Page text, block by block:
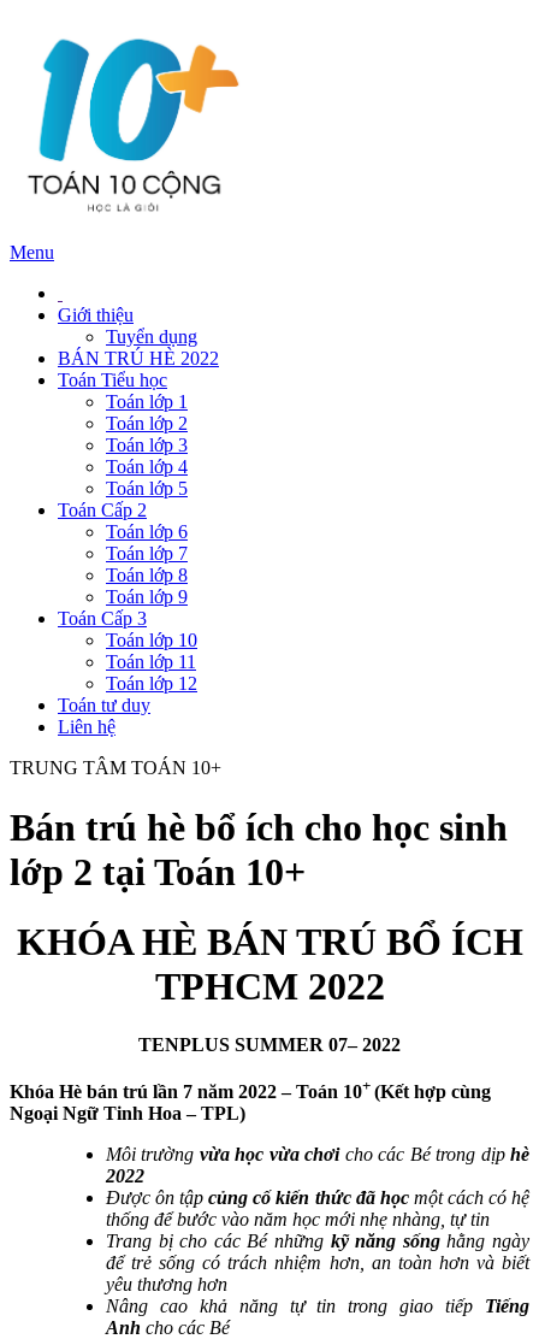
Menu
Giới thiệu
Tuyển dụng
BÁN TRÚ HÈ 2022
Toán Tiểu học
Toán lớp 1
Toán lớp 2
Toán lớp 3
Toán lớp 4
Toán lớp 5
Toán Cấp 2
Toán lớp 6
Toán lớp 7
Toán lớp 8
Toán lớp 9
Toán Cấp 3
Toán lớp 10
Toán lớp 11
Toán lớp 12
Toán tư duy
Liên hệ
TRUNG TÂM TOÁN 10+
Bán trú hè bổ ích cho học sinh
lớp 2 tại Toán 10+
KHÓA HÈ BÁN TRÚ BỔ ÍCH
TPHCM 2022
TENPLUS SUMMER 07– 2022
Khóa Hè bán trú lần 7 năm 2022 – Toán 10+ (Kết hợp cùng
Ngoại Ngữ Tinh Hoa – TPL)
Môi trường vừa học vừa chơi cho các Bé trong dịphè
2022
Được ôn tậpcủng cố kiến thức đã họcmột cách có hệ
thống để bước vào năm học mới nhẹ nhàng, tự tin
Trang bị cho các Bé những kỹ năng sốnghằng ngày
để trẻ sống có trách nhiệm hơn, an toàn hơn và biết
yêu thương hơn
Nâng cao khả năng tự tin trong giao tiếp Tiếng
Anh cho các Bé